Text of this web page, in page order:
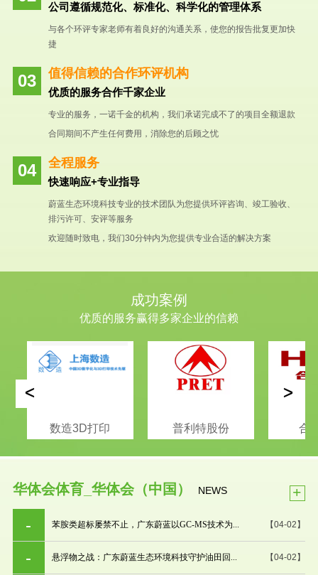
公司遵循规范化、标准化、科学化的管理体系
与各个环评专家老师有着良好的沟通关系，使您的报告批复更加快
捷
值得信赖的合作环评机构
优质的服务合作千家企业
专业的服务，一诺千金的机构，我们承诺完成不了的项目全额退款
合同期间不产生任何费用，消除您的后顾之忧
全程服务
快速响应+专业指导
蔚蓝生态环境科技专业的技术团队为您提供环评咨询、竣工验收、
排污许可、安评等服务
欢迎随时致电，我们30分钟内为您提供专业合适的解决方案
成功案例
优质的服务赢得多家企业的信赖
数造3D打印 普利特股份 合
< >
华体会体育_华体会（中国） NEWS +
【04-02】
苯胺类超标屡禁不止，广东蔚蓝以GC-MS技术为...
【04-02】
悬浮物之战：广东蔚蓝生态环境科技守护油田回...